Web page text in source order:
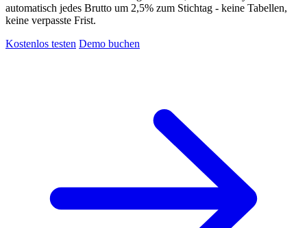
automatisch jedes Brutto um 2,5% zum Stichtag - keine Tabellen,
keine verpasste Frist.
Kostenlos testen Demo buchen